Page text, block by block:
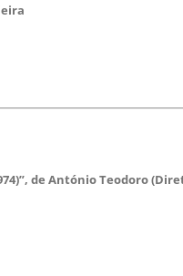
de António Teodoro